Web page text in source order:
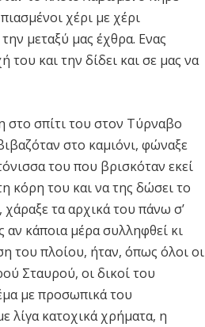
χέρι με χέρι
μεταξύ μας έχθρα. Ενας
του και την δίδει και σε μας να
στο σπίτι του στον Τύρναβο
στο καμιόνι, φώναξε
του που βρισκόταν εκεί
κόρη του και να της δώσει το
χάραξε τα αρχικά του πάνω σ’
αν κάποια μέρα συλληφθεί κι
του πλοίου, ήταν, όπως όλοι οι
Σταυρού, οι δικοί του
με προσωπικά του
λίγα κατοχικά χρήματα, η